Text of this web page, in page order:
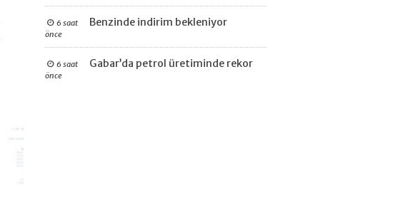
6 saat
önce
Benzinde indirim bekleniyor
6 saat
önce
Gabar’da petrol üretiminde rekor